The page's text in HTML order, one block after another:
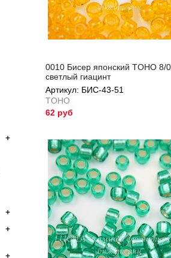
+
+
+
+
0010 Бисер японский TOHO 8/0,
светлый гиацинт
Артикул: БИС-43-51
TOHO
62 руб